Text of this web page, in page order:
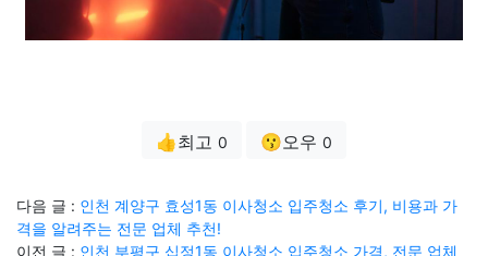
👍최고 0 😗오우 0
다음 글 : 인천 계양구 효성1동 이사청소 입주청소 후기, 비용과 가
격을 알려주는 전문 업체 추천!
이전 글 : 인천 부평구 십정1동 이사청소 입주청소 가격, 전문 업체